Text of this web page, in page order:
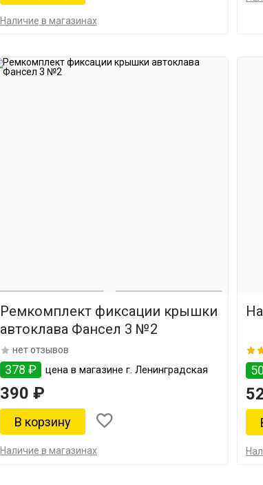
Наличие в магазинах
Ремкомплект фиксации крышки
автоклава Фансел 3 №2
нет отзывов
378 ₽ цена в магазине г. Ленинградская
390 ₽
Наличие в магазинах